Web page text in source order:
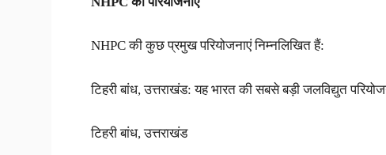
NHPC की कुछ प्रमुख परियोजनाएं निम्नलिखित हैं:
टिहरी बांध, उत्तराखंड: यह भारत की सबसे बड़ी जलविद्युत
टिहरी बांध, उत्तराखंड